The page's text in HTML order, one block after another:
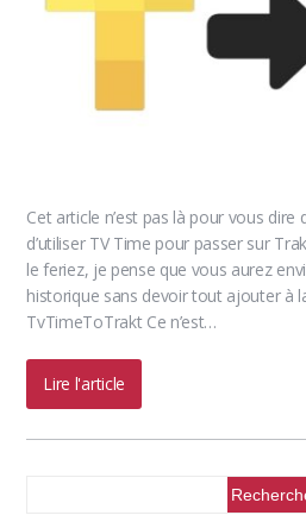
Cet article n’est pas là pour vous dire
d’utiliser TV Time pour passer sur
le feriez, je pense que vous aurez
historique sans devoir tout ajouter à
TvTimeToTrakt Ce n’est…
Lire l'article